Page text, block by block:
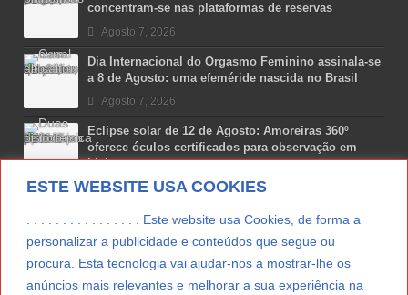
ESTE WEBSITE USA COOKIES
. . . . . . . . . . . . . . . . Este website usa Cookies, de forma a
personalizar a publicidade e conteúdos que segue ou
procura. Esta tecnologia vai ajudar-nos a mostrar-lhe os
anúncios mais relevantes e melhorar a sua experiência na
concentram-se nas plataformas de reservas
Agosto 7, 2026
Dia Internacional do Orgasmo Feminino assinala-se
a 8 de Agosto: uma efeméride nascida no Brasil
Agosto 7, 2026
Eclipse solar de 12 de Agosto: Amoreiras 360º
oferece óculos certificados para observação em
Lisboa
Agosto 7, 2026
Lua Afonso vence prémio internacional de liderança
Agosto 7, 2026
Preparar o carro para as férias de Verão